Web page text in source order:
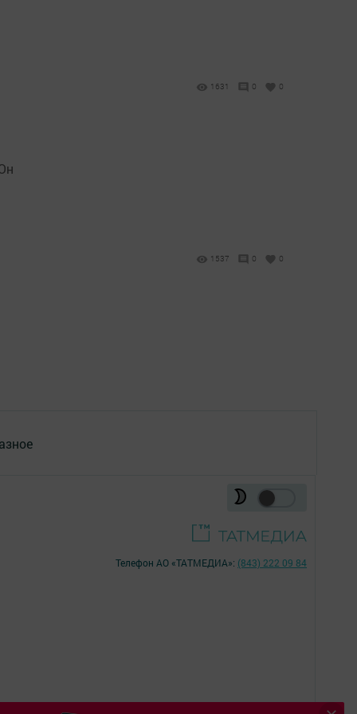
1631 0 0
1537 0 0
Телефон АО «ТАТМЕДИА»: (843) 222 09 84